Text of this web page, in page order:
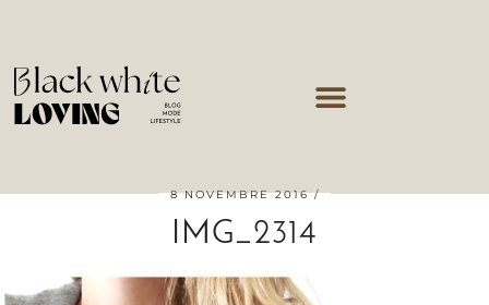
8 NOVEMBRE 2016
IMG_2314